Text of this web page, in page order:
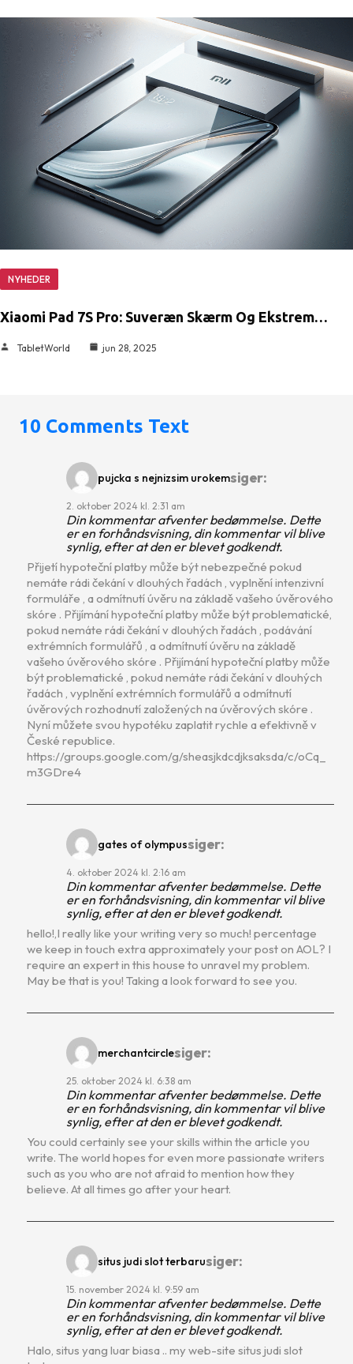
NYHEDER
Xiaomi Pad 7S Pro: Suveræn Skærm Og Ekstrem…
TabletWorld jun 28, 2025
10 Comments Text
pujcka s nejnizsim urokemsiger:
2. oktober 2024 kl. 2:31 am
Din kommentar afventer bedømmelse. Dette
er en forhåndsvisning, din kommentar vil blive
synlig, efter at den er blevet godkendt.
Přijetí hypoteční platby může být nebezpečné pokud
nemáte rádi čekání v dlouhých řadách , vyplnění intenzivní
formuláře , a odmítnutí úvěru na základě vašeho úvěrového
skóre . Přijímání hypoteční platby může být problematické,
pokud nemáte rádi čekání v dlouhých řadách , podávání
extrémních formulářů , a odmítnutí úvěru na základě
vašeho úvěrového skóre . Přijímání hypoteční platby může
být problematické , pokud nemáte rádi čekání v dlouhých
řadách , vyplnění extrémních formulářů a odmítnutí
úvěrových rozhodnutí založených na úvěrových skóre .
Nyní můžete svou hypotéku zaplatit rychle a efektivně v
České republice.
https://groups.google.com/g/sheasjkdcdjksaksda/c/oCq_
m3GDre4
gates of olympussiger:
4. oktober 2024 kl. 2:16 am
Din kommentar afventer bedømmelse. Dette
er en forhåndsvisning, din kommentar vil blive
synlig, efter at den er blevet godkendt.
hello!,I really like your writing very so much! percentage
we keep in touch extra approximately your post on AOL? I
require an expert in this house to unravel my problem.
May be that is you! Taking a look forward to see you.
merchantcirclesiger:
25. oktober 2024 kl. 6:38 am
Din kommentar afventer bedømmelse. Dette
er en forhåndsvisning, din kommentar vil blive
synlig, efter at den er blevet godkendt.
You could certainly see your skills within the article you
write. The world hopes for even more passionate writers
such as you who are not afraid to mention how they
believe. At all times go after your heart.
situs judi slot terbarusiger:
15. november 2024 kl. 9:59 am
Din kommentar afventer bedømmelse. Dette
er en forhåndsvisning, din kommentar vil blive
synlig, efter at den er blevet godkendt.
Halo, situs yang luar biasa .. my web-site situs judi slot